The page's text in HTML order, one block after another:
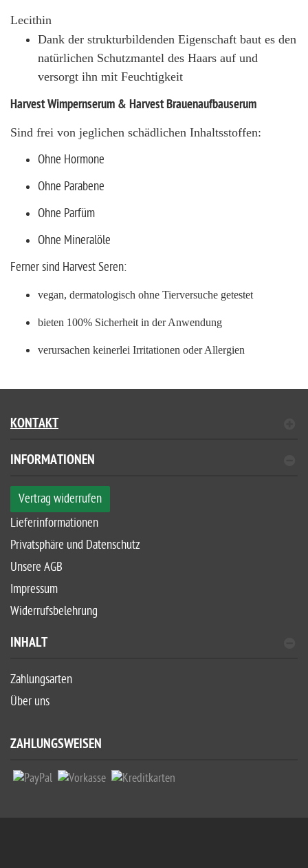
Lecithin
Dank der strukturbildenden Eigenschaft baut es den
natürlichen Schutzmantel des Haars auf und
versorgt ihn mit Feuchtigkeit
Harvest Wimpernserum & Harvest Brauenaufbauserum
Sind frei von jeglichen schädlichen Inhaltsstoffen:
Ohne Hormone
Ohne Parabene
Ohne Parfüm
Ohne Mineralöle
Ferner sind Harvest Seren:
vegan, dermatologisch ohne Tierversuche getestet
bieten 100% Sicherheit in der Anwendung
verursachen keinerlei Irritationen oder Allergien
KONTAKT
INFORMATIONEN
Vertrag widerrufen
Lieferinformationen
Privatsphäre und Datenschutz
Unsere AGB
Impressum
Widerrufsbelehrung
INHALT
Zahlungsarten
Über uns
ZAHLUNGSWEISEN